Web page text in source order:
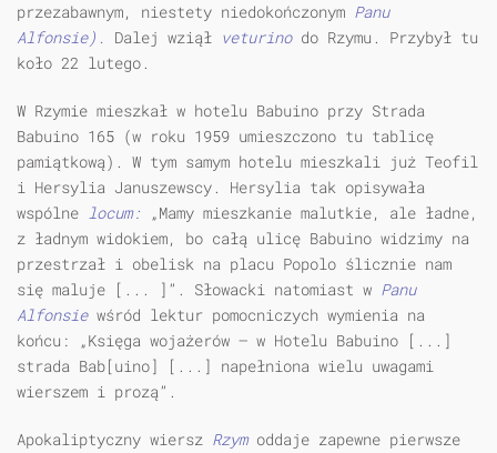
przezabawnym, niestety niedokończonym Panu
Alfonsie). Dalej wziął veturino do Rzymu. Przybył tu
koło 22 lutego.
W Rzymie mieszkał w hotelu Babuino przy Strada
Babuino 165 (w roku 1959 umieszczono tu tablicę
pamiątkową). W tym samym hotelu mieszkali już Teofil
i Hersylia Januszewscy. Hersylia tak opisywała
wspólne locum:
„Mamy mieszkanie malutkie, ale ładne,
z ładnym widokiem, bo całą ulicę Babuino widzimy na
przestrzał i obelisk na placu Popolo ślicznie nam
się maluje [... ]”. Słowacki natomiast w Panu
Alfonsie wśród lektur pomocniczych wymienia na
końcu: „Księga wojażerów — w Hotelu Babuino [...]
strada Bab[uino] [...] napełniona wielu uwagami
wierszem i prozą”.
Apokaliptyczny wiersz Rzym oddaje zapewne pierwsze